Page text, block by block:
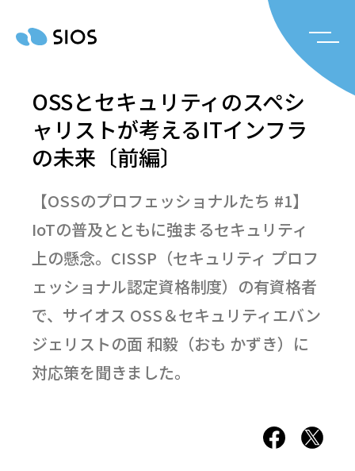
OSSとセキュリティのスペシ
ャリストが考えるITインフラ
の未来〔前編〕
【OSSのプロフェッショナルたち #1】
IoTの普及とともに強まるセキュリティ
上の懸念。CISSP（セキュリティ プロフ
ェッショナル認定資格制度）の有資格者
で、サイオス OSS＆セキュリティエバン
ジェリストの面 和毅（おも かずき）に
対応策を聞きました。